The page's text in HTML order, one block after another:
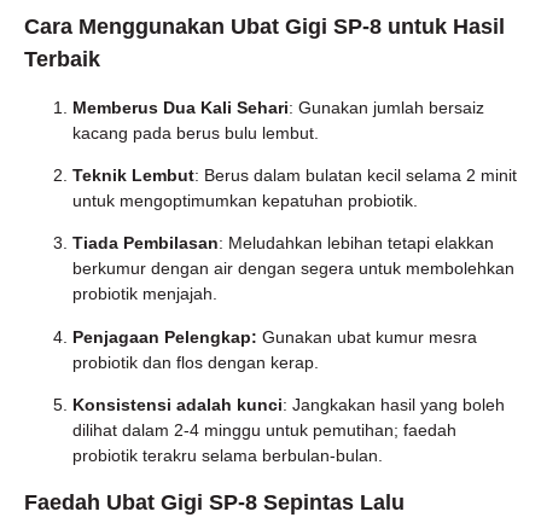
Cara Menggunakan Ubat Gigi SP-8 untuk Hasil
Terbaik
Memberus Dua Kali Sehari: Gunakan jumlah bersaiz
kacang pada berus bulu lembut.
Teknik Lembut: Berus dalam bulatan kecil selama 2 minit
untuk mengoptimumkan kepatuhan probiotik.
Tiada Pembilasan: Meludahkan lebihan tetapi elakkan
berkumur dengan air dengan segera untuk membolehkan
probiotik menjajah.
Penjagaan Pelengkap: Gunakan ubat kumur mesra
probiotik dan flos dengan kerap.
Konsistensi adalah kunci: Jangkakan hasil yang boleh
dilihat dalam 2-4 minggu untuk pemutihan; faedah
probiotik terakru selama berbulan-bulan.
Faedah Ubat Gigi SP-8 Sepintas Lalu